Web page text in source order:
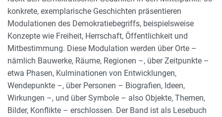
konkrete, exemplarische Geschichten präsentieren
Modulationen des Demokratiebegriffs, beispielsweise
Konzepte wie Freiheit, Herrschaft, Öffentlichkeit und
Mitbestimmung. Diese Modulation werden über Orte –
nämlich Bauwerke, Räume, Regionen –, über Zeitpunkte –
etwa Phasen, Kulminationen von Entwicklungen,
Wendepunkte –, über Personen – Biografien, Ideen,
Wirkungen –, und über Symbole – also Objekte, Themen,
Bilder, Konflikte – erschlossen. Der Band ist als Lesebuch